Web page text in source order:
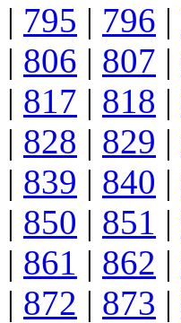
| 795 | 796 |
| 806 | 807 |
| 817 | 818 |
| 828 | 829 |
| 839 | 840 |
| 850 | 851 |
| 861 | 862 |
| 872 | 873 |